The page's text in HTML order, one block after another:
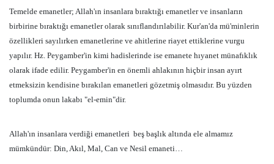
Temelde emanetler; Allah'ın insanlara bıraktığı emanetler ve insanların
birbirine bıraktığı emanetler olarak sınıflandırılabilir. Kur'an'da mü'minlerin
özellikleri sayılırken emanetlerine ve ahitlerine riayet ettiklerine vurgu
yapılır. Hz. Peygamber'in kimi hadislerinde ise emanete hıyanet münafıklık
olarak ifade edilir. Peygamber'in en önemli ahlakının hiçbir insan ayırt
etmeksizin kendisine bırakılan emanetleri gözetmiş olmasıdır. Bu yüzden
toplumda onun lakabı "el-emin"dir.
Allah'ın insanlara verdiği emanetleri beş başlık altında ele almamız
mümkündür: Din, Akıl, Mal, Can ve Nesil emaneti…